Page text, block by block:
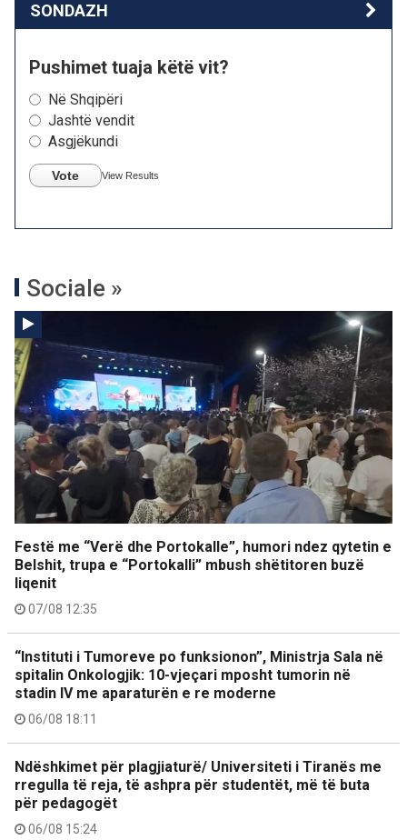
SONDAZH
Pushimet tuaja këtë vit?
Në Shqipëri
Jashtë vendit
Asgjëkundi
Vote View Results
Sociale »
Festë me “Verë dhe Portokalle”, humori ndez qytetin e
Belshit, trupa e “Portokalli” mbush shëtitoren buzë
liqenit
07/08 12:35
“Instituti i Tumoreve po funksionon”, Ministrja Sala në
spitalin Onkologjik: 10-vjeçari mposht tumorin në
stadin IV me aparaturën e re moderne
06/08 18:11
Ndëshkimet për plagjiaturë/ Universiteti i Tiranës me
rregulla të reja, të ashpra për studentët, më të buta
për pedagogët
06/08 15:24